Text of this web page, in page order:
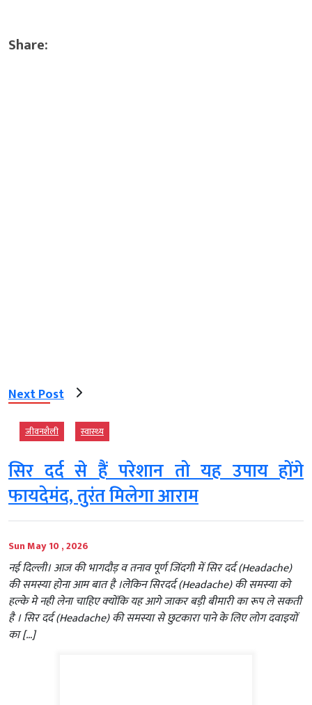
Share:
Next Post
जीवनशैली स्‍वास्‍थ्‍य
सिर दर्द से हैं परेशान तो यह उपाय होंगे
फायदेमंद, तुरंत मिलेगा आराम
Sun May 10 , 2026
नई दिल्‍ली। आज की भागदौड़ व तनाव पूर्ण जिंदगी में सिर दर्द (Headache)
की समस्या होना आम बात है ।लेकिन सिरदर्द (Headache) की समस्‍या को
हल्‍के मे नही लेना चाहिए क्‍योंकि यह आगे जाकर बड़ी बीमारी का रूप ले सकती
है । सिर दर्द (Headache) की समस्या से छुटकारा पाने के लिए लोग दवाइयों
का […]